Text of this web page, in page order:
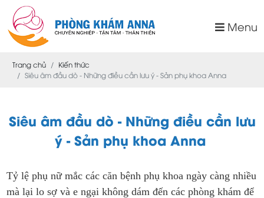
Menu
Trang chủ
Kiến thức
Siêu âm đầu dò - Những điều cần lưu ý - Sản phụ khoa Anna
Siêu âm đầu dò - Những điều cần lưu
ý - Sản phụ khoa Anna
Tỷ lệ phụ nữ mắc các căn bệnh phụ khoa ngày càng nhiều
mà lại lo sợ và e ngại không dám đến các phòng khám để